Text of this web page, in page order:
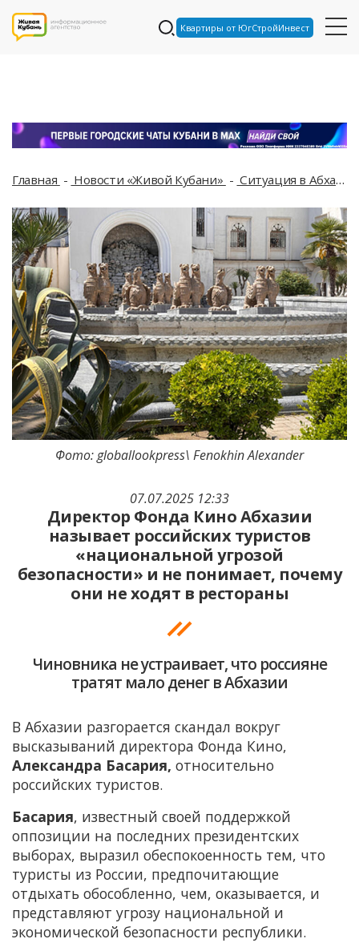
Квартиры от ЮгСтройИнвест
Главная Новости «Живой Кубани» Ситуация в Абхазии
07.07.2025 12:33
Директор Фонда Кино Абхазии
называет российских туристов
«национальной угрозой
безопасности» и не понимает, почему
они не ходят в рестораны
Чиновника не устраивает, что россияне
тратят мало денег в Абхазии
Фото: globallookpress\ Fenokhin Alexander
В Абхазии разгорается скандал вокруг
высказываний директора Фонда Кино,
Александра Басария, относительно
российских туристов.
Басария, известный своей поддержкой
оппозиции на последних президентских
выборах, выразил обеспокоенность тем, что
туристы из России, предпочитающие
отдыхать обособленно, чем, оказывается, и
представляют угрозу национальной и
экономической безопасности республики.